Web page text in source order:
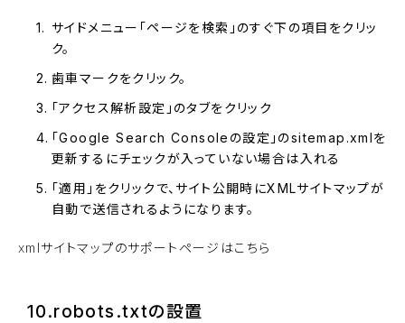
サイドメニュー「ページを検索」のすぐ下の項目をクリッ
ク。
歯車マークをクリック。
「アクセス解析設定」のタブをクリック
「Google Search Consoleの設定」のsitemap.xmlを
更新するにチェックが入っていない場合は入れる
「適用」をクリックで、サイト公開時にXMLサイトマップが
自動で送信されるようになります。
xmlサイトマップのサポートページはこちら
10.robots.txtの設置